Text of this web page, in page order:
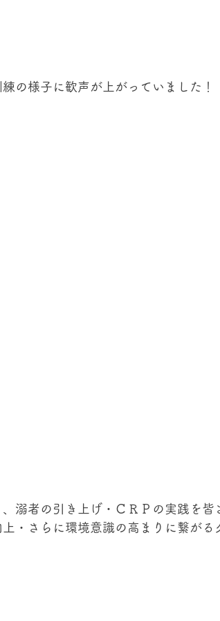
の様子に歓声が上がっていました！
溺者の引き上げ・ＣＲＰの実践を皆
・さらに環境意識の高まりに繋がる